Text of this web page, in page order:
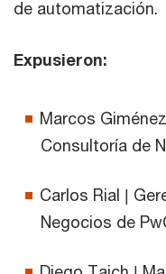
de automatización.
Expusieron:
Marcos
Consultoría de
Carlos Rial |
Negocios de